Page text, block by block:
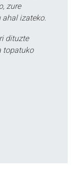
zure
ahal izateko.
dituzte
topatuko